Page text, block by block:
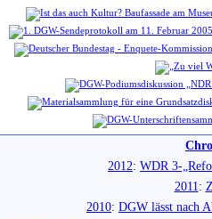
2012: WDR 3-
2011:
2010: DGW lässt nach